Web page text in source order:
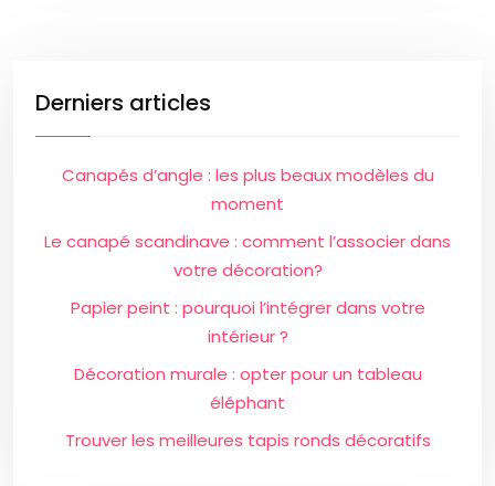
Derniers articles
Canapés d’angle : les plus beaux modèles du
moment
Le canapé scandinave : comment l’associer dans
votre décoration?
Papier peint : pourquoi l’intégrer dans votre
intérieur ?
Décoration murale : opter pour un tableau
éléphant
Trouver les meilleures tapis ronds décoratifs